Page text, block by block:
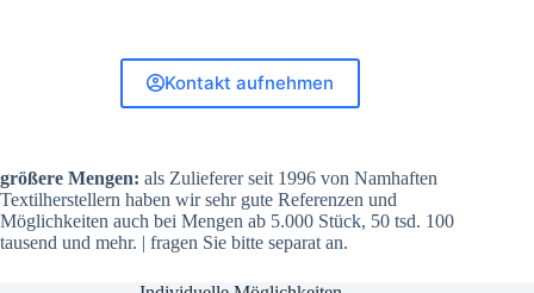
Kontakt aufnehmen
größere Mengen: als Zulieferer seit 1996 von Namhaften
Textilherstellern haben wir sehr gute Referenzen und
Möglichkeiten auch bei Mengen ab 5.000 Stück, 50 tsd. 100
tausend und mehr. | fragen Sie bitte separat an.